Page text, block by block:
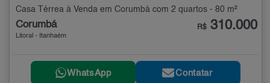
Casa Térrea à Venda em Corumbá com 2 quartos - 80 m²
Corumbá
Litoral - Itanhaém
R$ 310.000
WhatsApp Contatar